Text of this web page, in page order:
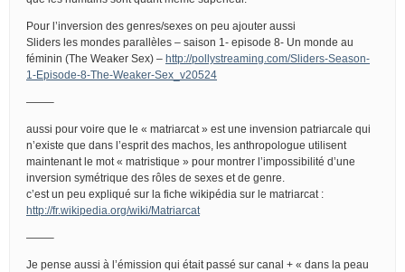
Pour l’inversion des genres/sexes on peu ajouter aussi
Sliders les mondes parallèles – saison 1- episode 8- Un monde au
féminin (The Weaker Sex) – http://pollystreaming.com/Sliders-Season-
1-Episode-8-The-Weaker-Sex_v20524
——–
aussi pour voire que le « matriarcat » est une invension patriarcale qui
n’existe que dans l’esprit des machos, les anthropologue utilisent
maintenant le mot « matristique » pour montrer l’impossibilité d’une
inversion symétrique des rôles de sexes et de genre.
c’est un peu expliqué sur la fiche wikipédia sur le matriarcat :
http://fr.wikipedia.org/wiki/Matriarcat
——–
Je pense aussi à l’émission qui était passé sur canal + « dans la peau